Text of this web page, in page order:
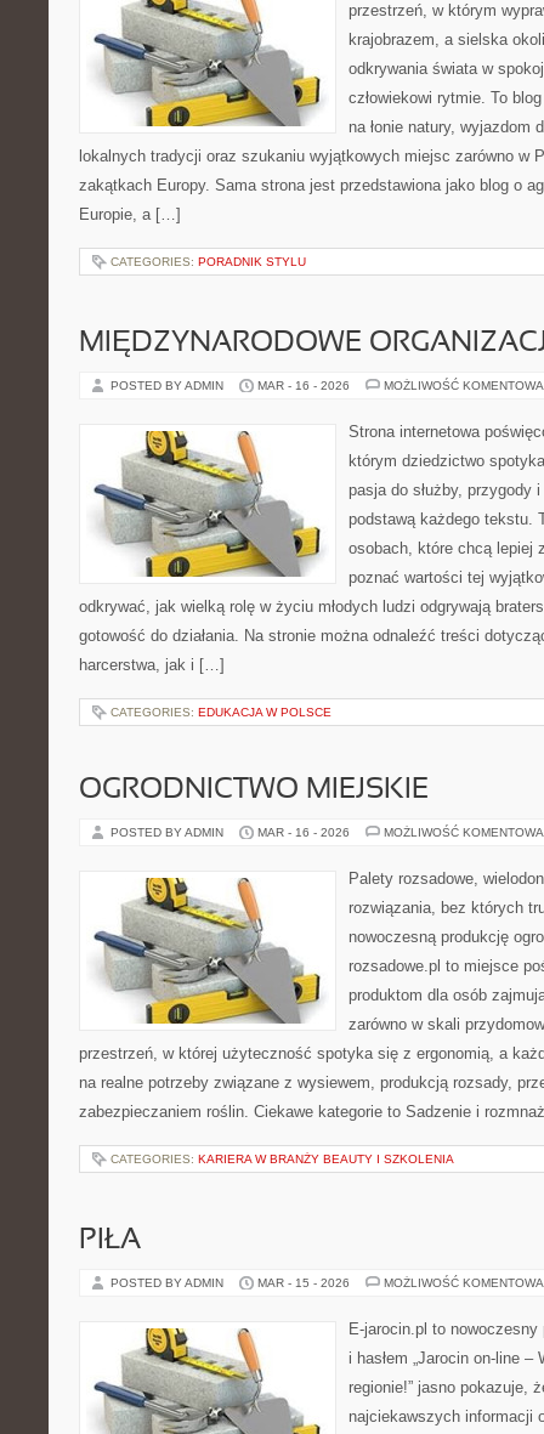
przestrzeń, w którym
krajobrazem, a sielska
odkrywania świata w
człowiekowi rytmie. To
na łonie natury, wyjazdom
lokalnych tradycji oraz szukaniu wyjątkowych miejsc zarówno w
zakątkach Europy. Sama strona jest przedstawiona jako blog o
Europie, a […]
CATEGORIES: PORADNIK STYLU
MIĘDZYNARODOWE
POSTED BY ADMIN MAR - 16 - 2026 MOŻLIWOŚĆ
Strona internetowa
którym dziedzictwo
pasja do służby, przygody
podstawą każdego tekstu.
osobach, które chcą lepiej
poznać wartości tej
odkrywać, jak wielką rolę w życiu młodych ludzi odgrywają
gotowość do działania. Na stronie można odnaleźć treści
harcerstwa, jak i […]
CATEGORIES: EDUKACJA W POLSCE
OGRODNICTWO MIEJSKIE
POSTED BY ADMIN MAR - 16 - 2026 MOŻLIWOŚĆ
Palety rozsadowe,
rozwiązania, bez których
nowoczesną produkcję
rozsadowe.pl to miejsce
produktom dla osób
zarówno w skali
przestrzeń, w której użyteczność spotyka się z ergonomią, a
na realne potrzeby związane z wysiewem, produkcją rozsady,
zabezpieczaniem roślin. Ciekawe kategorie to Sadzenie i
CATEGORIES: KARIERA W BRANŻY BEAUTY I SZKOLENIA
PIŁA
POSTED BY ADMIN MAR - 15 - 2026 MOŻLIWOŚĆ
E-jarocin.pl to
i hasłem „Jarocin on-line
regionie!” jasno pokazuje,
najciekawszych informacji